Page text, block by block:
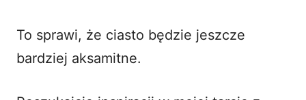
To sprawi, że ciasto będzie jeszcze
bardziej aksamitne.